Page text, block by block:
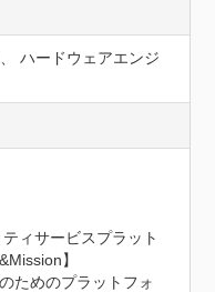
ハードウェアエンジ
ィサービスプラット
】
ためのプラットフォ